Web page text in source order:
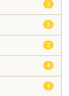
2
2
2
4
3